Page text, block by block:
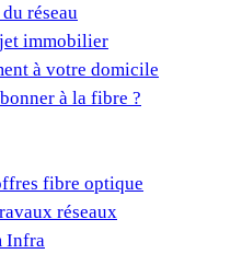
réseau
immobilier
à votre domicile
à la fibre ?
fibre optique
réseaux
Infra